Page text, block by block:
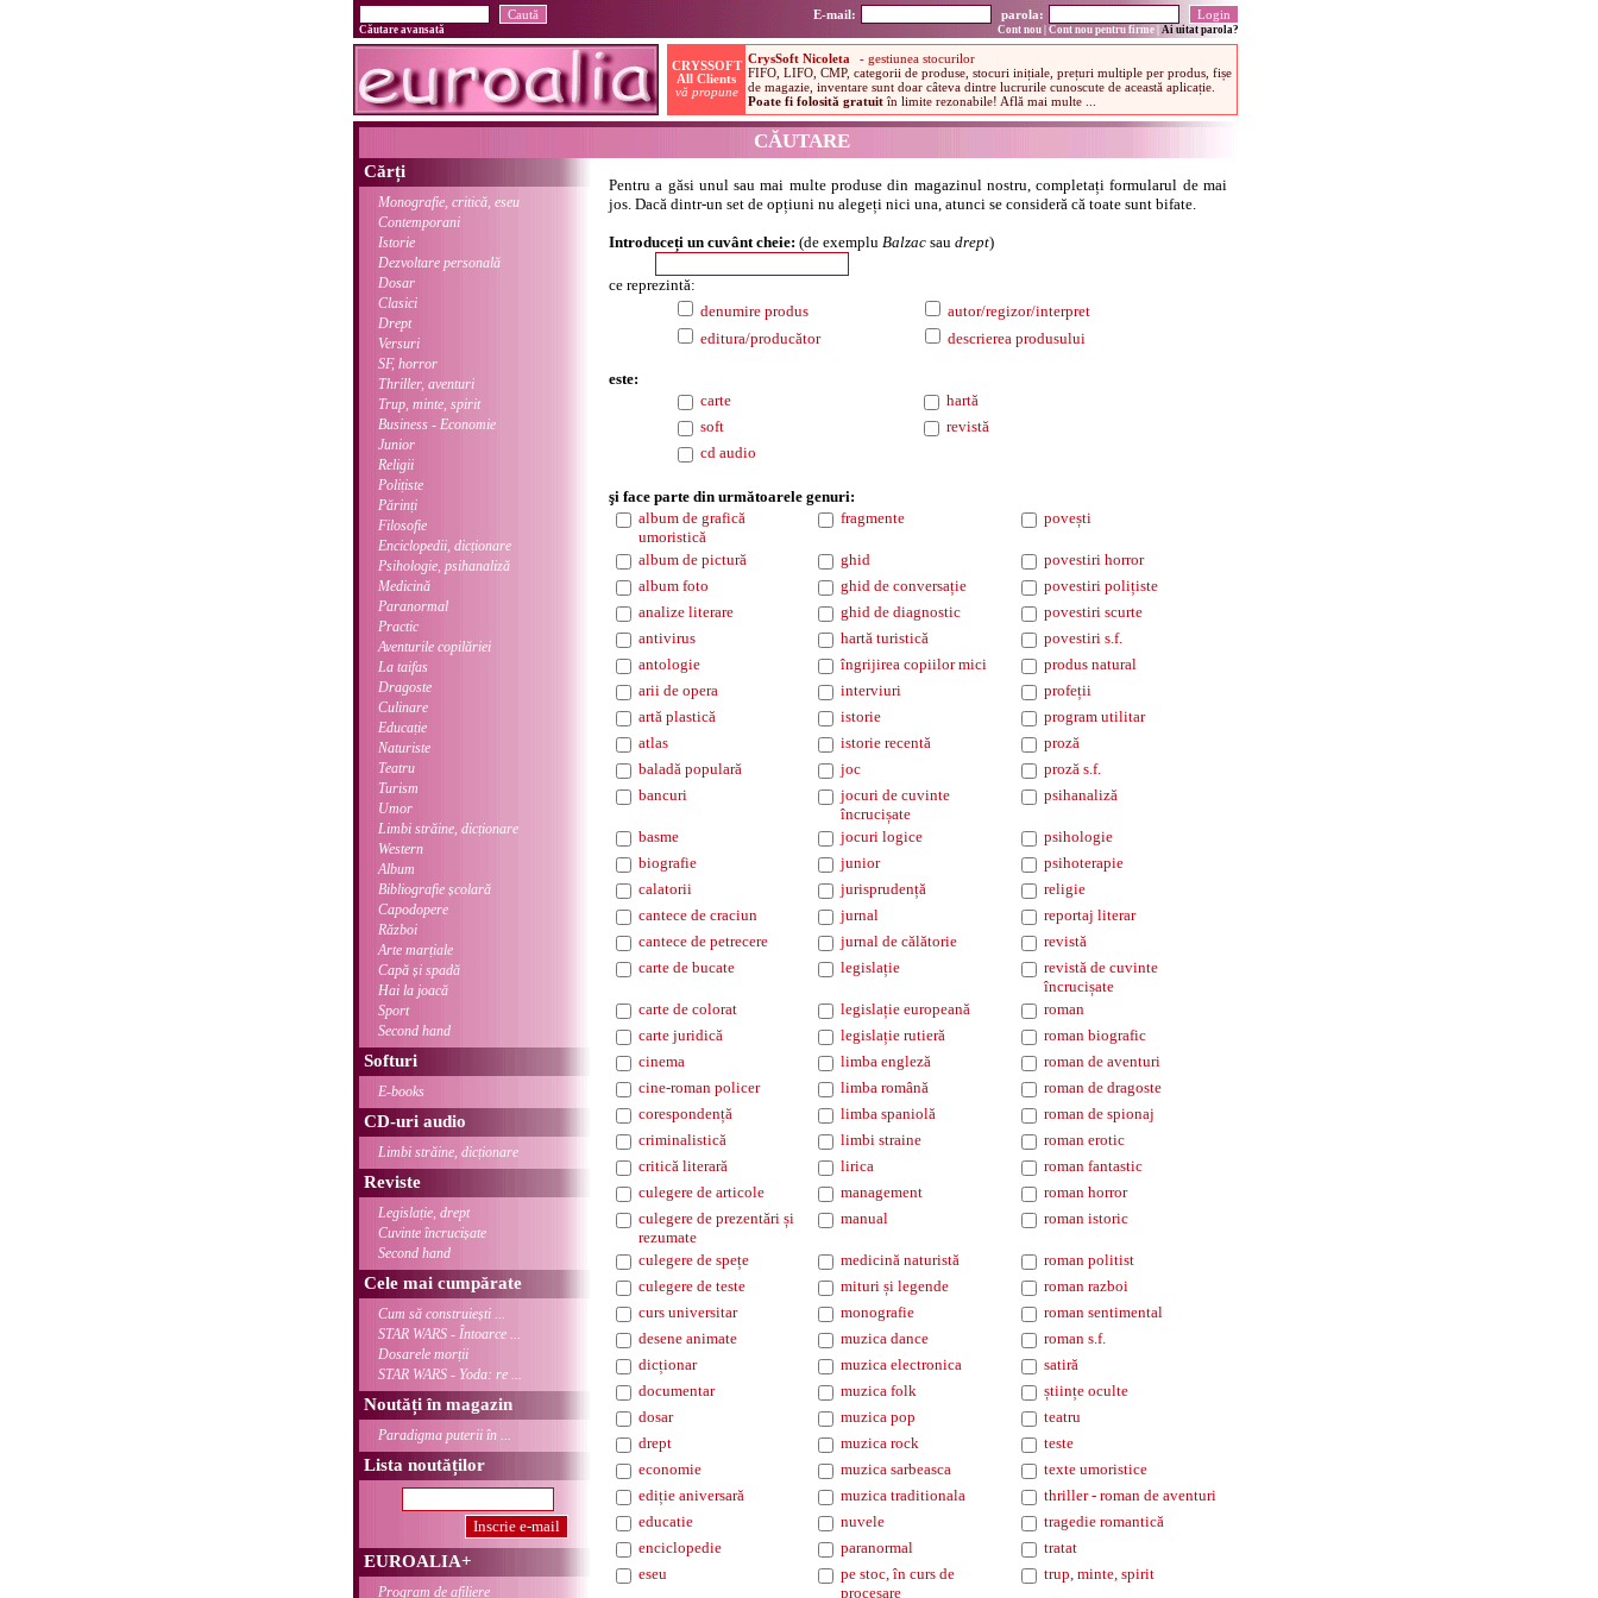
E-mail: parola:
Căutare avansată Cont nou Cont nou pentru firme Ai uitat parola?
CĂUTARE
Cărți
Monografie, critică, eseu
Contemporani
Istorie
Dezvoltare personală
Dosar
Clasici
Drept
Versuri
SF, horror
Thriller, aventuri
Trup, minte, spirit
Business - Economie
Junior
Religii
Polițiste
Părinți
Filosofie
Enciclopedii, dicționare
Psihologie, psihanaliză
Medicină
Paranormal
Practic
Aventurile copilăriei
La taifas
Dragoste
Culinare
Educație
Naturiste
Teatru
Turism
Umor
Limbi străine, dicționare
Western
Album
Bibliografie școlară
Capodopere
Război
Arte marțiale
Capă și spadă
Hai la joacă
Sport
Second hand
Softuri
E-books
CD-uri audio
Limbi străine, dicționare
Reviste
Legislație, drept
Cuvinte încrucișate
Second hand
Cele mai cumpărate
Cum să construiești ...
STAR WARS - Întoarce ...
Dosarele morții
STAR WARS - Yoda: re ...
Noutăți în magazin
Paradigma puterii în ...
Lista noutăților
EUROALIA+
Program de afiliere
Pentru a găsi unul sau mai multe produse din magazinul nostru, completați formularul de mai
jos. Dacă dintr-un set de opțiuni nu alegeți nici una, atunci se consideră că toate sunt bifate.
Introduceți un cuvânt cheie: (de exemplu Balzac sau drept)
ce reprezintă:
denumire produs
autor/regizor/interpret
editura/producător
descrierea produsului
este:
carte
hartă
soft
revistă
cd audio
şi face parte din următoarele genuri:
album de grafică
umoristică
fragmente povești
album de pictură ghid
povestiri horror
album foto
ghid de conversație
povestiri polițiste
analize literare
ghid de diagnostic
povestiri scurte
antivirus
hartă turistică
povestiri s.f.
antologie
îngrijirea copiilor mici
produs natural
arii de opera
interviuri
profeții
artă plastică
istorie
program utilitar
atlas
istorie recentă
proză
baladă populară
joc
proză s.f.
bancuri
jocuri de cuvinte
încrucișate
psihanaliză
basme jocuri logice
psihologie
biografie
junior
psihoterapie
calatorii
jurisprudență
religie
cantece de craciun
jurnal
reportaj literar
cantece de petrecere
jurnal de călătorie
revistă
carte de bucate
legislație
revistă de cuvinte
încrucișate
carte de colorat
legislație europeană
roman
carte juridică
legislație rutieră
roman biografic
cinema
limba engleză
roman de aventuri
cine-roman policer
limba română
roman de dragoste
corespondență
limba spaniolă
roman de spionaj
criminalistică
limbi straine
roman erotic
critică literară
lirica
roman fantastic
culegere de articole
management
roman horror
culegere de prezentări și
rezumate
manual roman istoric
culegere de spețe medicină naturistă
roman politist
culegere de teste
mituri și legende
roman razboi
curs universitar
monografie
roman sentimental
desene animate
muzica dance
roman s.f.
dicționar
muzica electronica
satiră
documentar
muzica folk
științe oculte
dosar
muzica pop
teatru
drept
muzica rock
teste
economie
muzica sarbeasca
texte umoristice
ediție aniversară
muzica traditionala
thriller - roman de aventuri
educatie
nuvele
tragedie romantică
enciclopedie
paranormal
tratat
eseu
pe stoc, în curs de
procesare
trup, minte, spirit